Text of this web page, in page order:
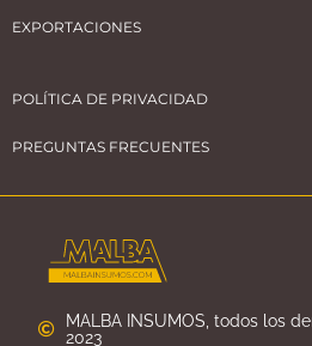
EXPORTACIONES
POLÍTICA DE PRIVACIDAD
PREGUNTAS FRECUENTES
MALBA INSUMOS, todos los
2023